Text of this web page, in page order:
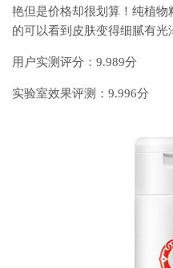
艳但是价格却很划算！纯植
的可以看到皮肤变得细腻有光
用户实测评分：9.989分
实验室效果评测：9.996分